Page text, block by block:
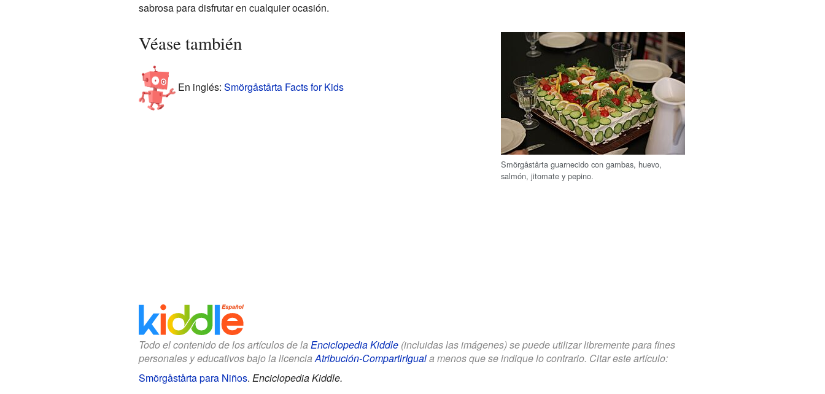
sabrosa para disfrutar en cualquier ocasión.
Smörgåstårta guarnecido con gambas, huevo,
salmón, jitomate y pepino.
Véase también
En inglés: Smörgåstårta Facts for Kids
Todo el contenido de los artículos de la Enciclopedia Kiddle(incluidas las imágenes) se puede utilizar libremente para fines
personales y educativos bajo la licenciaAtribución-CompartirIguala menos que se indique lo contrario. Citar este artículo:
Smörgåstårta para Niños. Enciclopedia Kiddle.